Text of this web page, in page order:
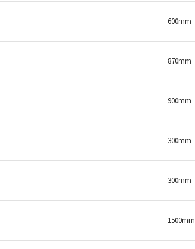
600mm
870mm
900mm
300mm
300mm
1500mm